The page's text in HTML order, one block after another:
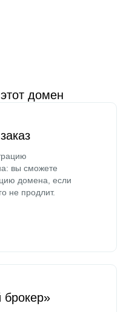
домен
вы сможете
домена, если
не продлит.